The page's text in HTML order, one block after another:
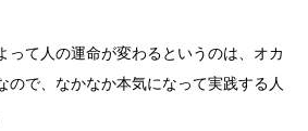
て人の運命が変わるというのは、オカ
ので、なかなか本気になって実践する人